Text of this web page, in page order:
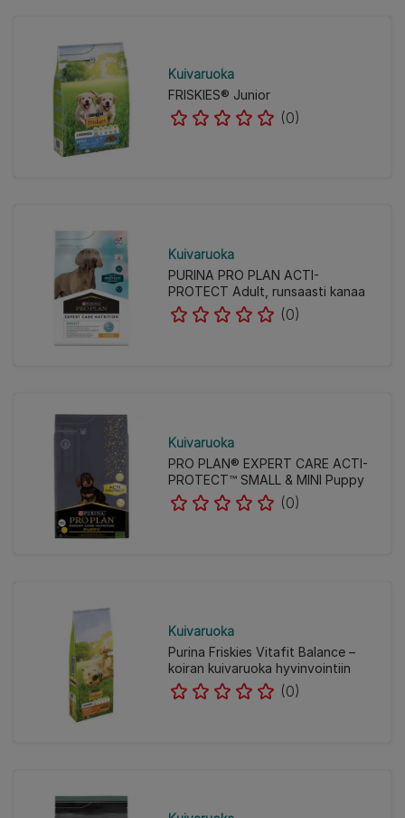
Kuivaruoka
FRISKIES® Junior
(0)
Kuivaruoka
PURINA PRO PLAN ACTI-
PROTECT Adult, runsaasti kanaa
(0)
Kuivaruoka
PRO PLAN® EXPERT CARE ACTI-
PROTECT™ SMALL & MINI Puppy
(0)
Kuivaruoka
Purina Friskies Vitafit Balance –
koiran kuivaruoka hyvinvointiin
(0)